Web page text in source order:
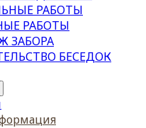
РАБОТЫ
РАБОТЫ
ЗАБОРА
БЕСЕДОК